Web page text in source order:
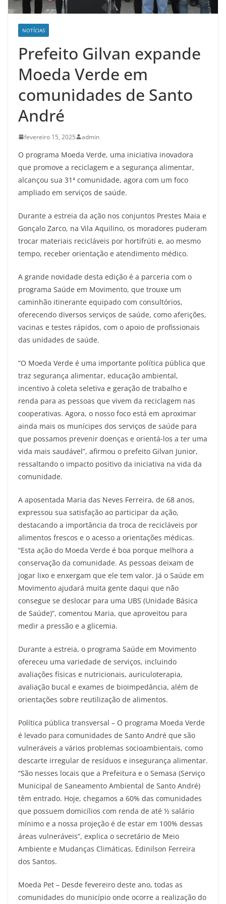
NOTÍCIAS
Prefeito Gilvan expande
Moeda Verde em
comunidades de Santo
André
fevereiro 15, 2025 admin
O programa Moeda Verde, uma iniciativa inovadora
que promove a reciclagem e a segurança alimentar,
alcançou sua 31ª comunidade, agora com um foco
ampliado em serviços de saúde.
Durante a estreia da ação nos conjuntos Prestes Maia e
Gonçalo Zarco, na Vila Aquilino, os moradores puderam
trocar materiais recicláveis por hortifrúti e, ao mesmo
tempo, receber orientação e atendimento médico.
A grande novidade desta edição é a parceria com o
programa Saúde em Movimento, que trouxe um
caminhão itinerante equipado com consultórios,
oferecendo diversos serviços de saúde, como aferições,
vacinas e testes rápidos, com o apoio de profissionais
das unidades de saúde.
“O Moeda Verde é uma importante política pública que
traz segurança alimentar, educação ambiental,
incentivo à coleta seletiva e geração de trabalho e
renda para as pessoas que vivem da reciclagem nas
cooperativas. Agora, o nosso foco está em aproximar
ainda mais os munícipes dos serviços de saúde para
que possamos prevenir doenças e orientá-los a ter uma
vida mais saudável”, afirmou o prefeito Gilvan Junior,
ressaltando o impacto positivo da iniciativa na vida da
comunidade.
A aposentada Maria das Neves Ferreira, de 68 anos,
expressou sua satisfação ao participar da ação,
destacando a importância da troca de recicláveis por
alimentos frescos e o acesso a orientações médicas.
“Esta ação do Moeda Verde é boa porque melhora a
conservação da comunidade. As pessoas deixam de
jogar lixo e enxergam que ele tem valor. Já o Saúde em
Movimento ajudará muita gente daqui que não
consegue se deslocar para uma UBS (Unidade Básica
de Saúde)”, comentou Maria, que aproveitou para
medir a pressão e a glicemia.
Durante a estreia, o programa Saúde em Movimento
ofereceu uma variedade de serviços, incluindo
avaliações físicas e nutricionais, auriculoterapia,
avaliação bucal e exames de bioimpedância, além de
orientações sobre reutilização de alimentos.
Política pública transversal – O programa Moeda Verde
é levado para comunidades de Santo André que são
vulneráveis a vários problemas socioambientais, como
descarte irregular de resíduos e insegurança alimentar.
“São nesses locais que a Prefeitura e o Semasa (Serviço
Municipal de Saneamento Ambiental de Santo André)
têm entrado. Hoje, chegamos a 60% das comunidades
que possuem domicílios com renda de até ½ salário
mínimo e a nossa projeção é de estar em 100% dessas
áreas vulneráveis”, explica o secretário de Meio
Ambiente e Mudanças Climáticas, Edinilson Ferreira
dos Santos.
Moeda Pet – Desde fevereiro deste ano, todas as
comunidades do município onde ocorre a realização do